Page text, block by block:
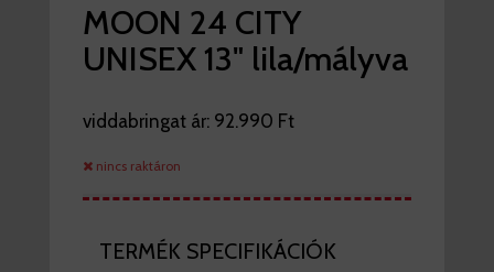
MOON 24 CITY
UNISEX 13" lila/mályva
viddabringat ár: 92.990 Ft
nincs raktáron
TERMÉK SPECIFIKÁCIÓK